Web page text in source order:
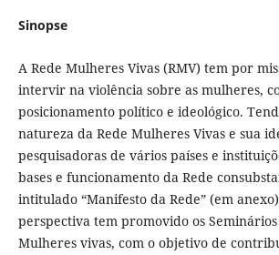
Sinopse
A Rede Mulheres Vivas (RMV) tem por
intervir na violência sobre as mulheres,
posicionamento político e ideológico.
natureza da Rede Mulheres Vivas e sua
pesquisadoras de vários países e
bases e funcionamento da Rede
intitulado “Manifesto da Rede” (em
perspectiva tem promovido os Seminários
Mulheres vivas, com o objetivo de